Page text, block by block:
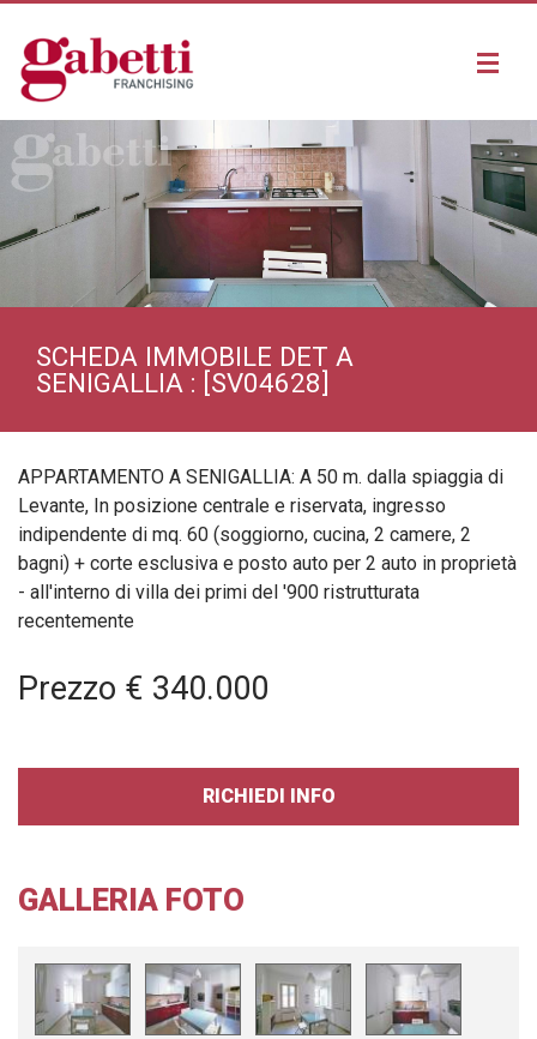
SCHEDA IMMOBILE DET A
SENIGALLIA : [SV04628]
ALTRO APPARTAMENTO A SENIGALLIA
ALTRA VILLA A SENIGALLIA
ALTRA CASA A SENIGALLIA
APPARTAMENTO A SENIGALLIA: A 50 m. dalla spiaggia di
Levante, In posizione centrale e riservata, ingresso
indipendente di mq. 60 (soggiorno, cucina, 2 camere, 2
bagni) + corte esclusiva e posto auto per 2 auto in proprietà
- all'interno di villa dei primi del '900 ristrutturata
recentemente
Prezzo € 340.000
RICHIEDI INFO
GALLERIA FOTO